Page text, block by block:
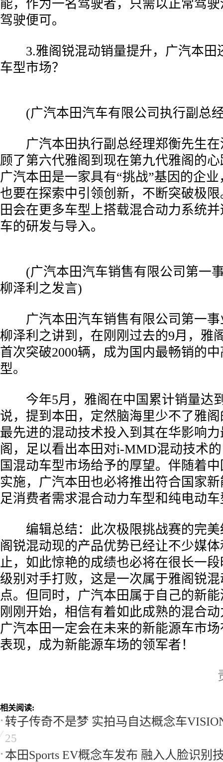
能，作为一名驾驶者，只需以正常驾
驾驶便可。
3.雅阁锐混动销量提升，广汽本田
车型市场？
(广汽本田汽车有限公司执行副总
广汽本田执行副总经理郑衡先生在
顾了第六代雅阁到现在第九代雅阁的
广汽本田是一家具有“挑战”基因的企
也要在探索中引领创新，不断突破极
田会在更多车型上搭载混合动力系统
车的研发与导入。
(广汽本田汽车销售有限公司第一
柳泽利之发言)
广汽本田汽车销售有限公司第一事
柳泽利之讲到，在刚刚过去的9月，雅
首次突破2000辆，成为国内最畅销的
型。
今年5月，雅阁在中国累计销量达
说，提到本田，定然脑海里少不了雅
最先进的混动技术投入到其在华影响
阁，足以看出本田对i-MMD混动技术
国混动车型市场给予的厚望。伴随着
实施，广汽本田也必将推出符合国家
足消费者需求混合动力车型和纯电动
编辑总结：此次极限挑战赛的完美
阁锐混动现的产品优势已经让不少媒
止，如此惊艳的成绩也必将在很长一
级别对手打败，这是一次属于雅阁锐
点。但同时，广汽本田属于自己的新
刚刚开始，相信有着如此成熟的混合
广汽本田一定会在未来的新能源车市
表现，成为新能源车场的领军者！
相关阅读:
转子传奇不是梦 实拍马自达概念车
25
本田Sports EV概念车发布 融入人脸识别